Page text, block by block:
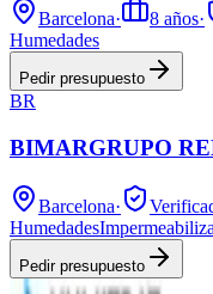
Barcelona· 8 años·
Humedades
Pedir presupuesto
BR
BIMARGRUPO
Barcelona·
Humedades
Pedir presupuesto